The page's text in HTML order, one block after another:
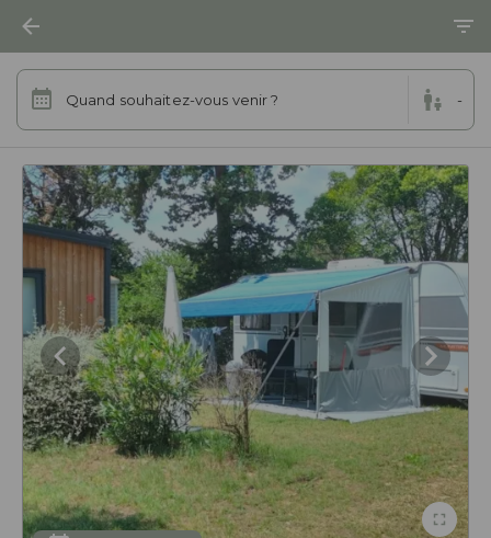
Quand souhaitez-vous venir ? -